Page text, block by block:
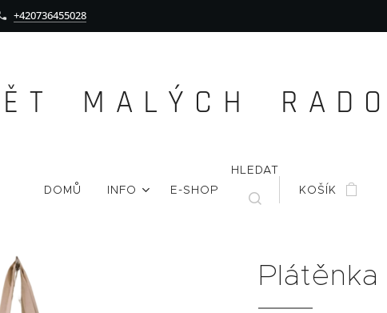
+420736455028
Ě T M A L Ý C H R A D O
DOMŮ INFO E-SHOP
HLEDAT
KOŠÍK
Plátěnka